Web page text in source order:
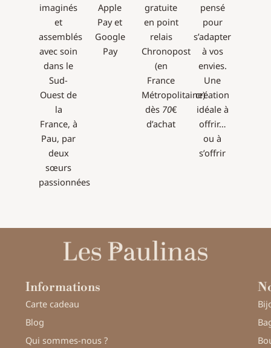
imaginés
et
assemblés
avec soin
dans le
Sud-
Ouest de
la
France, à
Pau, par
deux
sœurs
passionnées
Apple
Pay et
Google
Pay
gratuite
en point
relais
Chronopost
(en
France
Métropolitaine)
dès 70€
d’achat
pensé
pour
s’adapter
à vos
envies.
Une
création
idéale à
offrir…
ou à
s’offrir
Informations
Carte cadeau
Blog
Qui sommes-nous ?